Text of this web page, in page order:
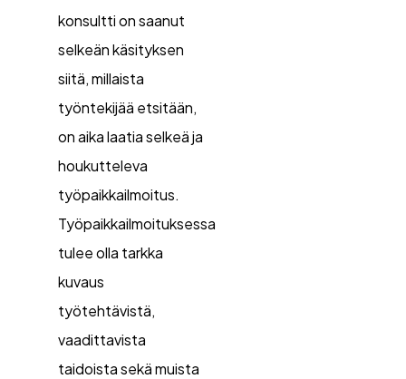
konsultti on saanut
selkeän käsityksen
siitä, millaista
työntekijää etsitään,
on aika laatia selkeä ja
houkutteleva
työpaikkailmoitus.
Työpaikkailmoituksessa
tulee olla tarkka
kuvaus
työtehtävistä,
vaadittavista
taidoista sekä muista